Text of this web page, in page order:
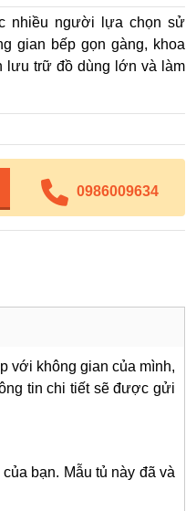
nhiều người lựa chọn sử
gian bếp gọn gàng, khoa
lưu trữ đồ dùng lớn và làm
0986009634
với không gian của mình,
tin chi tiết sẽ được gửi
bạn. Mẫu tủ này đã và